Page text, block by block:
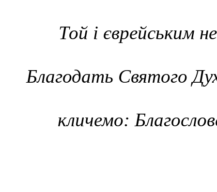
Той і єврейським
Благодать Святого
кличемо: